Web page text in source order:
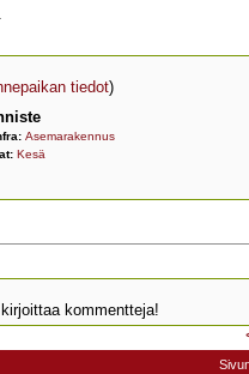
tiedot)
Asemarakennus
Kesä
kommentteja!